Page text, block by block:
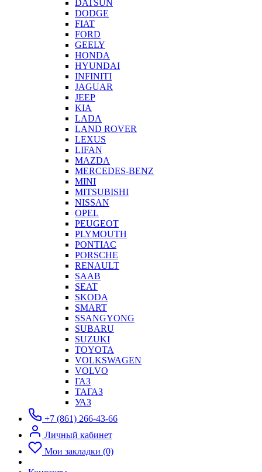
DATSUN
DODGE
FIAT
FORD
GEELY
HONDA
HYUNDAI
INFINITI
JAGUAR
JEEP
KIA
LADA
LAND ROVER
LEXUS
LIFAN
MAZDA
MERCEDES-BENZ
MINI
MITSUBISHI
NISSAN
OPEL
PEUGEOT
PLYMOUTH
PONTIAC
PORSCHE
RENAULT
SAAB
SEAT
SKODA
SMART
SSANGYONG
SUBARU
SUZUKI
TOYOTA
VOLKSWAGEN
VOLVO
ГАЗ
ТАГАЗ
УАЗ
+7 (861) 266-43-66
Личный кабинет
Мои закладки (0)